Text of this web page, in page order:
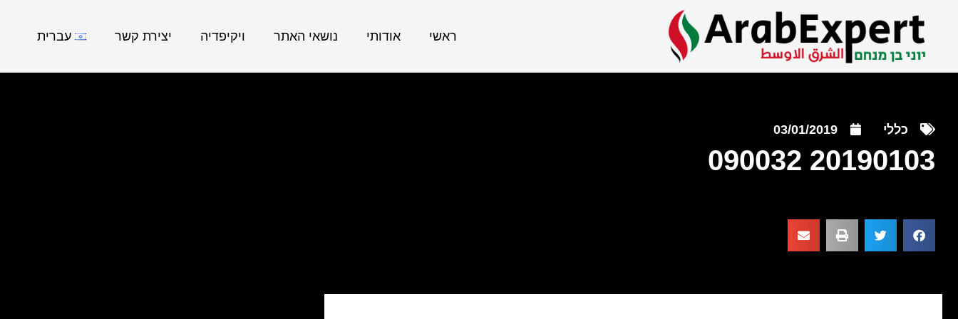
ראשי אודותי נושאי האתר ויקיפדיה יצירת קשר עברית
כללי 03/01/2019
20190103 090032